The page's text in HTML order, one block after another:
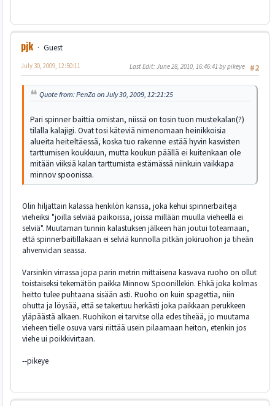
pjk
Guest
#2
July 30, 2009, 12:50:11 Last Edit: June 28, 2010, 16:46:41 by pikeye
Quote from: PenZa on July 30, 2009, 12:21:25
Pari spinner baittia omistan, niissä on tosin tuon mustekalan(?)
tilalla kalajigi. Ovat tosi käteviä nimenomaan heinikkoisia
alueita heiteltäessä, koska tuo rakenne estää hyvin kasvisten
tarttumisen koukkuun, mutta koukun päällä ei kuitenkaan ole
mitään viiksiä kalan tarttumista estämässä niinkuin vaikkapa
minnov spoonissa.
Olin hiljattain kalassa henkilön kanssa, joka kehui spinnerbaiteja
vieheiksi "joilla selviää paikoissa, joissa millään muulla vieheellä ei
selviä". Muutaman tunnin kalastuksen jälkeen hän joutui toteamaan,
että spinnerbaitillakaan ei selviä kunnolla pitkän jokiruohon ja tiheän
ahvenvidan seassa.
Varsinkin virrassa jopa parin metrin mittaisena kasvava ruoho on ollut
toistaiseksi tekemätön paikka Minnow Spoonillekin. Ehkä joka kolmas
heitto tulee puhtaana sisään asti. Ruoho on kuin spagettia, niin
ohutta ja löysää, että se takertuu herkästi joka paikkaan perukkeen
yläpäästä alkaen. Ruohikon ei tarvitse olla edes tiheää, jo muutama
vieheen tielle osuva varsi riittää usein pilaamaan heiton, etenkin jos
viehe ui poikkivirtaan.
--pikeye